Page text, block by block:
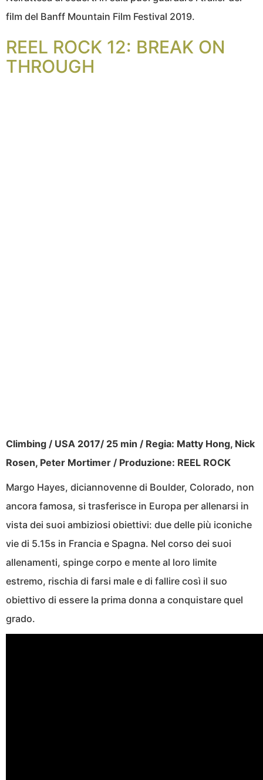
film del Banff Mountain Film Festival 2019.
REEL ROCK 12: BREAK ON
THROUGH
Climbing / USA 2017/ 25 min / Regia: Matty Hong, Nick
Rosen, Peter Mortimer / Produzione: REEL ROCK
Margo Hayes, diciannovenne di Boulder, Colorado, non
ancora famosa, si trasferisce in Europa per allenarsi in
vista dei suoi ambiziosi obiettivi: due delle più iconiche
vie di 5.15s in Francia e Spagna. Nel corso dei suoi
allenamenti, spinge corpo e mente al loro limite
estremo, rischia di farsi male e di fallire così il suo
obiettivo di essere la prima donna a conquistare quel
grado.